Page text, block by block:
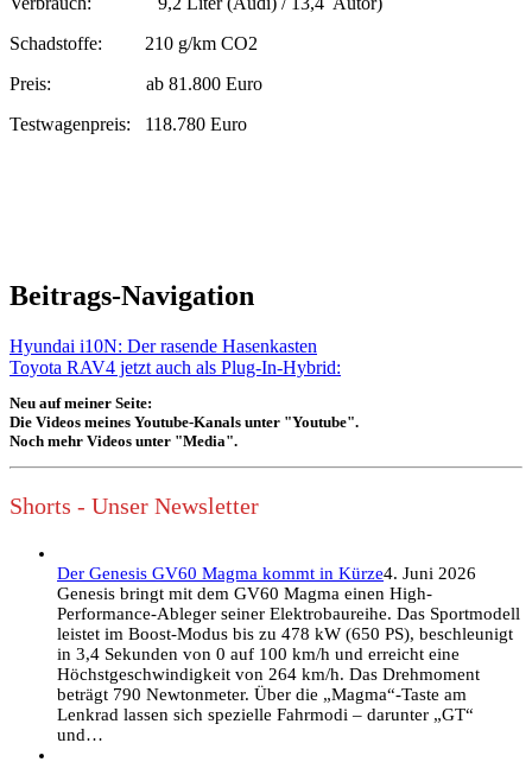
Schadstoffe: 210 g/km CO2
Preis: ab 81.800 Euro
Testwagenpreis: 118.780 Euro
Beitrags-Navigation
Hyundai i10N: Der rasende Hasenkasten
Toyota RAV4 jetzt auch als Plug-In-Hybrid:
Neu auf meiner Seite:
Die Videos meines Youtube-Kanals unter "Youtube".
Noch mehr Videos unter "Media".
Shorts - Unser Newsletter
Der Genesis GV60 Magma kommt in Kürze4. Juni 2026
Genesis bringt mit dem GV60 Magma einen High-
Performance-Ableger seiner Elektrobaureihe. Das Sportmodell
leistet im Boost-Modus bis zu 478 kW (650 PS), beschleunigt
in 3,4 Sekunden von 0 auf 100 km/h und erreicht eine
Höchstgeschwindigkeit von 264 km/h. Das Drehmoment
beträgt 790 Newtonmeter. Über die „Magma“-Taste am
Lenkrad lassen sich spezielle Fahrmodi – darunter „GT“
und…